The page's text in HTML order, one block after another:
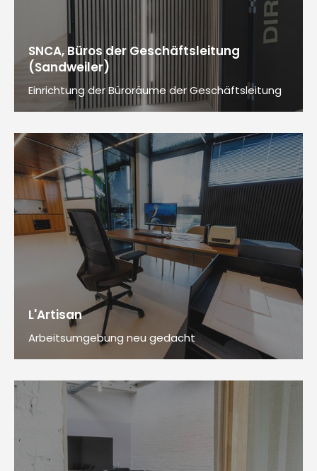
SNCA, Büros der Geschäftsleitung
(Sandweiler)
Einrichtung der Büroräume der Geschäftsleitung
L'Artisan
Arbeitsumgebung neu gedacht